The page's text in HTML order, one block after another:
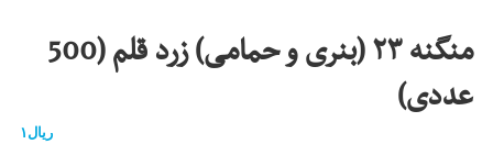
منگنه ۲۳ (بنری و حمامی) زرد قلم (500
عددی)
ریال۱